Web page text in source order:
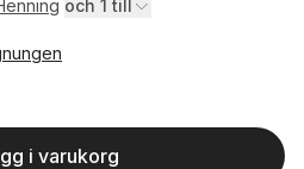
och 1 till
i varukorg